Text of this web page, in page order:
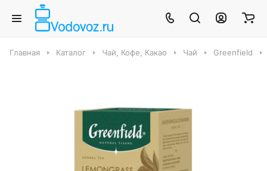
Главная Каталог Чай, Кофе, Какао Чай Greenfield